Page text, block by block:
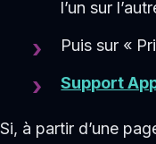
l’un sur
Puis sur «
Support
Si, à partir d’une